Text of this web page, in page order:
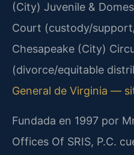
(City) Juvenile &
Court (custody/
Chesapeake (City)
(divorce/equitable
General de Virginia —
Fundada en 1997 por
Offices Of SRIS, P.C.